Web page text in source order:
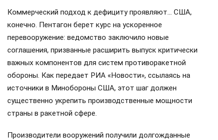
Коммерческий подход к дефициту проявляют… США,
конечно. Пентагон берет курс на ускоренное
перевооружение: ведомство заключило новые
соглашения, призванные расширить выпуск критически
важных компонентов для систем противоракетной
обороны. Как передает РИА «Новости», ссылаясь на
источники в Минобороны США, этот шаг должен
существенно укрепить производственные мощности
страны в ракетной сфере.
Производители вооружений получили долгожданные